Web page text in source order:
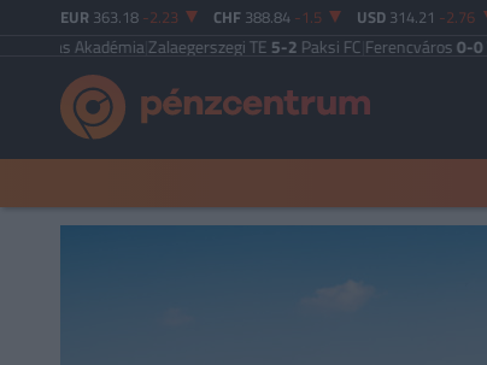
EUR 363.18 -2.23 CHF 388.84 -1.5 USD 314.21 -2.76
|Zalaegerszegi TE5-2Paksi FC|Ferencváros0-0Vasas FC